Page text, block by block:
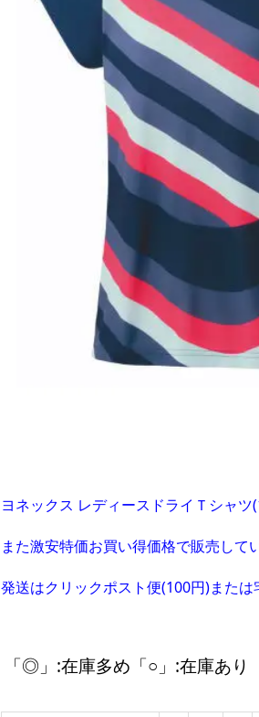
ヨネックス レディースドライＴシャ
また激安特価お買い得価格で販売して
発送はクリックポスト便(100円)または
「◎」:在庫多め「○」:在庫あ